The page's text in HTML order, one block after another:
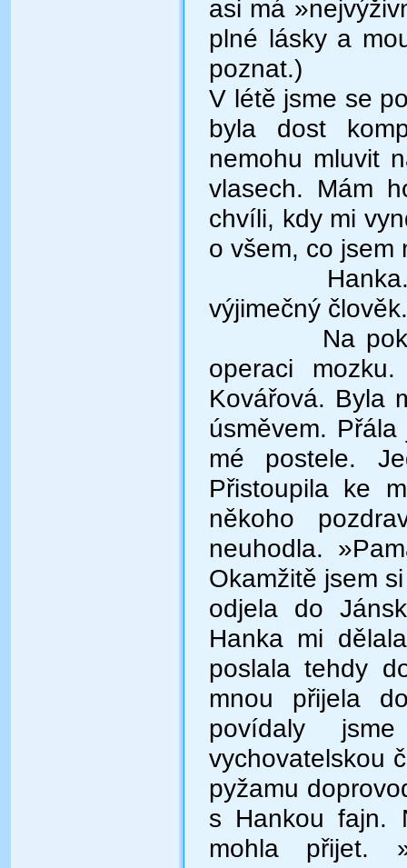
asi má
plné lásky a
poznat.)
V létě jsme se
byla dost
nemohu mluvit
vlasech. Mám
chvíli, kdy mi
o všem, co jsem
výjimečný
Na
operaci
Kovářová. Byla
úsměvem.
mé postele.
Přistoupila ke
někoho
neuhodla.
Okamžitě jsem
odjela do
Hanka mi
poslala tehdy
mnou přijela
povídaly
vychovatelskou
pyžamu
s Hankou fajn.
mohla přijet.